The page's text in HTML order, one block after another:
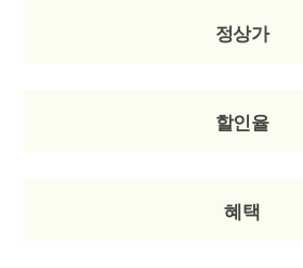
정상가
할인율
혜택